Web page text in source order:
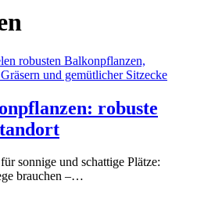
robuste
sonnige und schattige Plätze:
brauchen –…